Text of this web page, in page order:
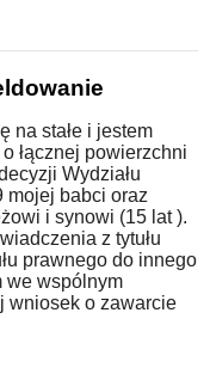
na stałe i jestem
łącznej powierzchni
Wydziału
mojej babci oraz
i synowi (15 lat ).
z tytułu
prawnego do innego
we wspólnym
wniosek o zawarcie